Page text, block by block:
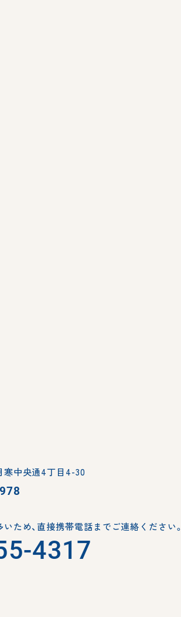
寒中央通4丁目4-30
ため、 直接携帯電話までご連絡ください。
4317